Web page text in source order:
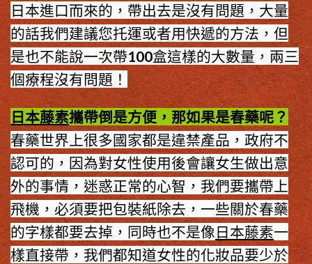
日本進口而來的，帶出去是沒有問題，大量
的話我們建議您托運或者用快遞的方法，但
是也不能說一次帶100盒這樣的大數量，兩三
個療程沒有問題！
日本藤素攜帶倒是方便，那如果是春藥呢？
春藥世界上很多國家都是違禁產品，政府不
認可的，因為對女性使用後會讓女生做出意
外的事情，迷惑正常的心智，我們要攜帶上
飛機，必須要把包裝紙除去，一些關於春藥
的字樣都要去掉，同時也不是像 日本藤素一
樣直接帶，我們都知道女性的化妝品要少於